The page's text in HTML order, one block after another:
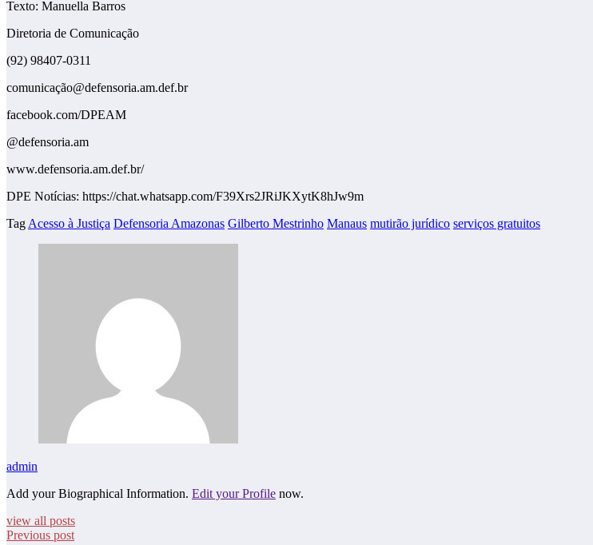
Texto: Manuella Barros
Diretoria de Comunicação
(92) 98407-0311
comunicação@defensoria.am.def.br
facebook.com/DPEAM
@defensoria.am
www.defensoria.am.def.br/
DPE Notícias: https://chat.whatsapp.com/F39Xrs2JRiJKXytK8hJw9m
Tag Acesso à Justiça Defensoria Amazonas Gilberto Mestrinho Manaus mutirão jurídico serviços gratuitos
admin
Add your Biographical Information. Edit your Profile now.
view all posts
Previous post